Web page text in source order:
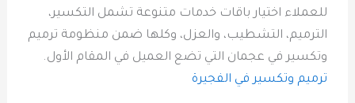
للعملاء اختيار باقات خدمات متنوعة تشمل التكسير،
الترميم، التشطيب، والعزل، وكلها ضمن منظومة ترميم
وتكسير في عجمان التي تضع العميل في المقام الأول.
ترميم وتكسير في الفجيرة